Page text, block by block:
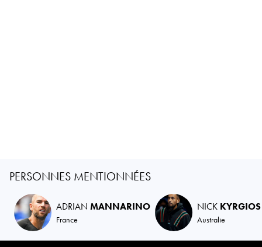
PERSONNES MENTIONNÉES
ADRIAN MANNARINO
France
NICK KYRGIOS
Australie